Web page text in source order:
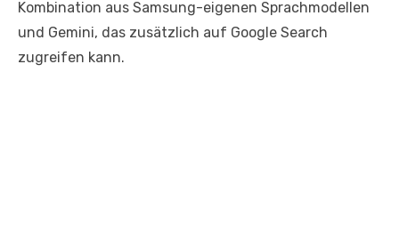
Kombination aus Samsung-eigenen Sprachmodellen
und Gemini, das zusätzlich auf Google Search
zugreifen kann.